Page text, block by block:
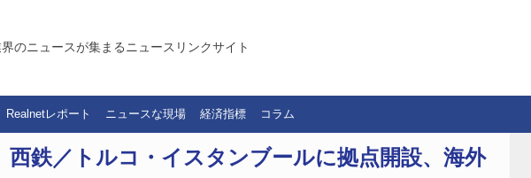
のニュースが集まるニュースリンクサイト
Realnetレポート ニュースな現場 経済指標 コラム
西鉄／トルコ・イスタンブールに拠点開設、海外